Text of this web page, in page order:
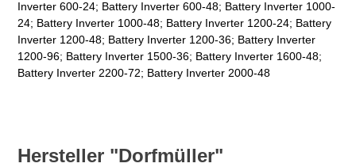
Inverter 600-24; Battery Inverter 600-48; Battery Inverter 1000-
24; Battery Inverter 1000-48; Battery Inverter 1200-24; Battery
Inverter 1200-48; Battery Inverter 1200-36; Battery Inverter
1200-96; Battery Inverter 1500-36; Battery Inverter 1600-48;
Battery Inverter 2200-72; Battery Inverter 2000-48
Hersteller "Dorfmüller"